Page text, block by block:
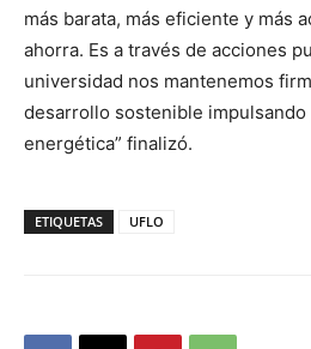
más barata, más eficiente y más
ahorra. Es a través de acciones
universidad nos mantenemos
desarrollo sostenible
energética” finalizó.
ETIQUETAS UFLO